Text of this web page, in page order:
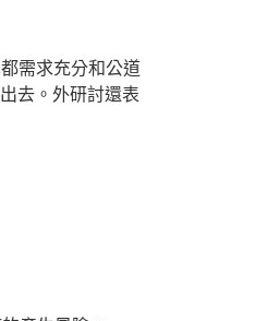
需求充分和公道
去。外研討還表